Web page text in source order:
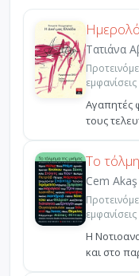
Τατιάνα
εμφανίσεις
Αγαπητές
τους
όπου οι...
Το
Cem Akaş
εμφανίσεις
H
και στο